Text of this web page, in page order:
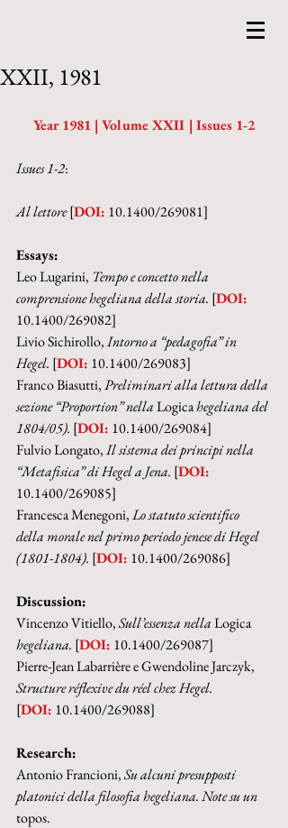
XXII, 1981
Year 1981 | Volume XXII | Issues 1-2
Issues 1-2:
Al lettore [DOI: 10.1400/269081]
Essays:
Leo Lugarini, Tempo e concetto nella
comprensione hegeliana della storia. [DOI:
10.1400/269082]
Livio Sichirollo, Intorno a “pedagofia” in
Hegel. [DOI: 10.1400/269083]
Franco Biasutti, Preliminari alla lettura della
sezione “Proportion” nella Logica hegeliana del
1804/05). [DOI: 10.1400/269084]
Fulvio Longato, Il sistema dei principi nella
“Metafisica” di Hegel a Jena. [DOI:
10.1400/269085]
Francesca Menegoni, Lo statuto scientifico
della morale nel primo periodo jenese di Hegel
(1801-1804). [DOI: 10.1400/269086]
Discussion:
Vincenzo Vitiello, Sull’essenza nella Logica
hegeliana. [DOI: 10.1400/269087]
Pierre-Jean Labarrière e Gwendoline Jarczyk,
Structure réflexive du réel chez Hegel.
[DOI: 10.1400/269088]
Research:
Antonio Francioni, Su alcuni presupposti
platonici della filosofia hegeliana. Note su un
topos.